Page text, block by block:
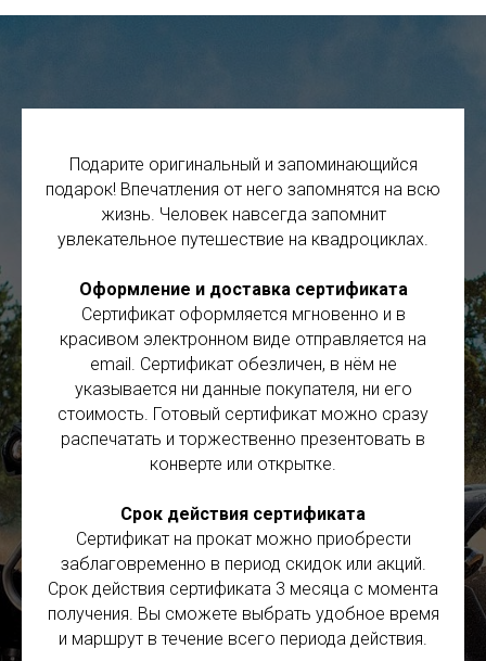
Подарите оригинальный и запоминающийся
подарок! Впечатления от него запомнятся на всю
жизнь. Человек навсегда запомнит
увлекательное путешествие на квадроциклах.
Оформление и доставка сертификата
Сертификат оформляется мгновенно и в
красивом электронном виде отправляется на
email. Сертификат обезличен, в нём не
указывается ни данные покупателя, ни его
стоимость. Готовый сертификат можно сразу
распечатать и торжественно презентовать в
конверте или открытке.
Срок действия сертификата
Сертификат на прокат можно приобрести
заблаговременно в период скидок или акций.
Срок действия сертификата 3 месяца c момента
получения. Вы сможете выбрать удобное время
и маршрут в течение всего периода действия.